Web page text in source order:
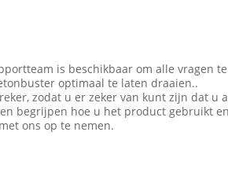
is beschikbaar om alle vragen
optimaal te laten draaien..
zodat u er zeker van kunt zijn dat u
begrijpen hoe u het product gebruikt
ons op te nemen.